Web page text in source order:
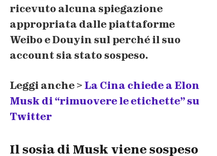
ricevuto alcuna spiegazione
appropriata dalle piattaforme
Weibo e Douyin sul perché il suo
account sia stato sospeso.
Leggi anche > La Cina chiede a Elon
Musk di “rimuovere le etichette” su
Twitter
Il sosia di Musk viene sospeso